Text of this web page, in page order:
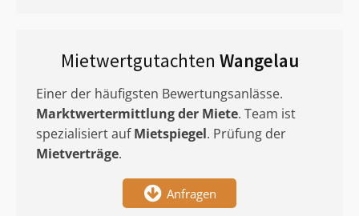
Mietwertgutachten Wangelau
Einer der häufigsten Bewertungsanlässe.
Marktwertermittlungder Miete. Team ist
spezialisiert aufMietspiegel. Prüfung der
Mietverträge.
Anfragen